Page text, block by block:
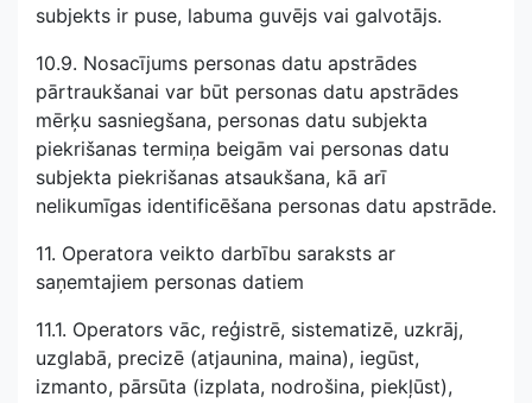
subjekts ir puse, labuma guvējs vai galvotājs.
10.9. Nosacījums personas datu apstrādes
pārtraukšanai var būt personas datu apstrādes
mērķu sasniegšana, personas datu subjekta
piekrišanas termiņa beigām vai personas datu
subjekta piekrišanas atsaukšana, kā arī
nelikumīgas identificēšana personas datu apstrāde.
11. Operatora veikto darbību saraksts ar
saņemtajiem personas datiem
11.1. Operators vāc, reģistrē, sistematizē, uzkrāj,
uzglabā, precizē (atjaunina, maina), iegūst,
izmanto, pārsūta (izplata, nodrošina, piekļūst),